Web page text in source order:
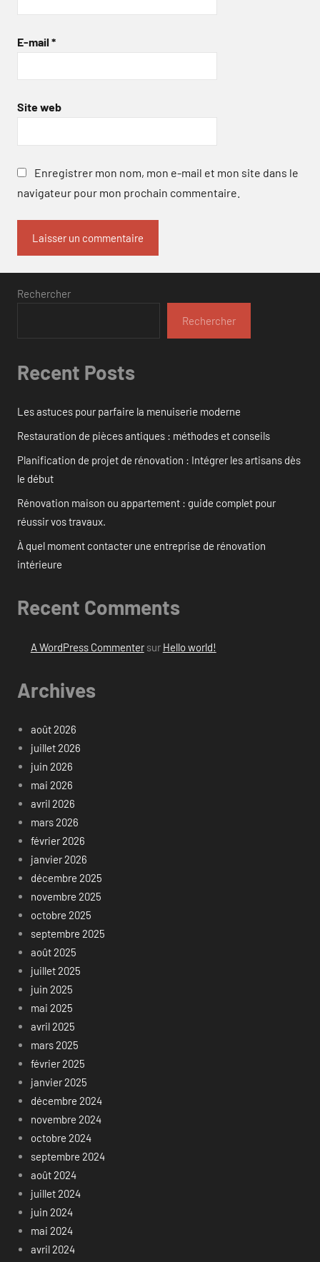
E-mail *
Site web
Enregistrer mon nom, mon e-mail et mon site dans le
navigateur pour mon prochain commentaire.
Rechercher
Rechercher
Recent Posts
Les astuces pour parfaire la menuiserie moderne
Restauration de pièces antiques : méthodes et conseils
Planification de projet de rénovation : Intégrer les artisans dès
le début
Rénovation maison ou appartement : guide complet pour
réussir vos travaux.
À quel moment contacter une entreprise de rénovation
intérieure
Recent Comments
A WordPress Commentersur Hello world!
Archives
août 2026
juillet 2026
juin 2026
mai 2026
avril 2026
mars 2026
février 2026
janvier 2026
décembre 2025
novembre 2025
octobre 2025
septembre 2025
août 2025
juillet 2025
juin 2025
mai 2025
avril 2025
mars 2025
février 2025
janvier 2025
décembre 2024
novembre 2024
octobre 2024
septembre 2024
août 2024
juillet 2024
juin 2024
mai 2024
avril 2024